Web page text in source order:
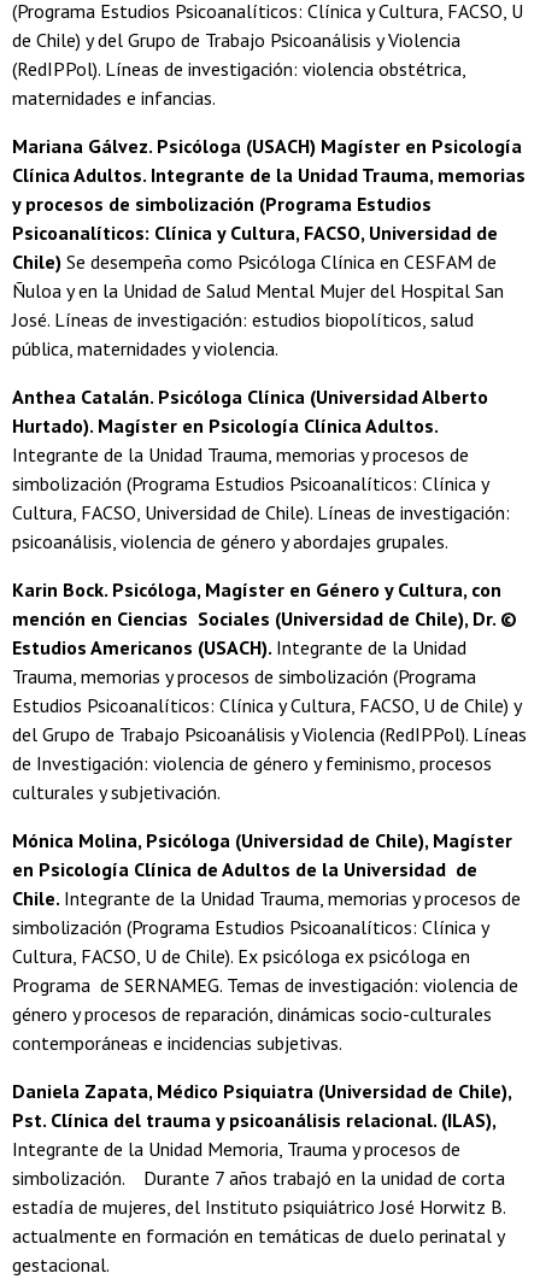
(Programa Estudios Psicoanalíticos: Clínica y Cultura, FACSO, U
de Chile) y del Grupo de Trabajo Psicoanálisis y Violencia
(RedIPPol). Líneas de investigación: violencia obstétrica,
maternidades e infancias.
Mariana Gálvez. Psicóloga (USACH) Magíster en Psicología
Clínica Adultos. Integrante de la Unidad Trauma, memorias
y procesos de simbolización (Programa Estudios
Psicoanalíticos: Clínica y Cultura, FACSO, Universidad de
Chile) Se desempeña como Psicóloga Clínica en CESFAM de
Ñuloa y en la Unidad de Salud Mental Mujer del Hospital San
José. Líneas de investigación: estudios biopolíticos, salud
pública, maternidades y violencia.
Anthea Catalán. Psicóloga Clínica (Universidad Alberto
Hurtado). Magíster en Psicología Clínica Adultos.
Integrante de la Unidad Trauma, memorias y procesos de
simbolización (Programa Estudios Psicoanalíticos: Clínica y
Cultura, FACSO, Universidad de Chile). Líneas de investigación:
psicoanálisis, violencia de género y abordajes grupales.
Karin Bock. Psicóloga, Magíster en Género y Cultura, con
mención en Ciencias Sociales (Universidad de Chile), Dr. ©
Estudios Americanos (USACH). Integrante de la Unidad
Trauma, memorias y procesos de simbolización (Programa
Estudios Psicoanalíticos: Clínica y Cultura, FACSO, U de Chile) y
del Grupo de Trabajo Psicoanálisis y Violencia (RedIPPol). Líneas
de Investigación: violencia de género y feminismo, procesos
culturales y subjetivación.
Mónica Molina, Psicóloga (Universidad de Chile), Magíster
en Psicología Clínica de Adultos de la Universidad de
Chile. Integrante de la Unidad Trauma, memorias y procesos de
simbolización (Programa Estudios Psicoanalíticos: Clínica y
Cultura, FACSO, U de Chile). Ex psicóloga ex psicóloga en
Programa de SERNAMEG. Temas de investigación: violencia de
género y procesos de reparación, dinámicas socio-culturales
contemporáneas e incidencias subjetivas.
Daniela Zapata, Médico Psiquiatra (Universidad de Chile),
Pst. Clínica del trauma y psicoanálisis relacional. (ILAS),
Integrante de la Unidad Memoria, Trauma y procesos de
simbolización. Durante 7 años trabajó en la unidad de corta
estadía de mujeres, del Instituto psiquiátrico José Horwitz B.
actualmente en formación en temáticas de duelo perinatal y
gestacional.